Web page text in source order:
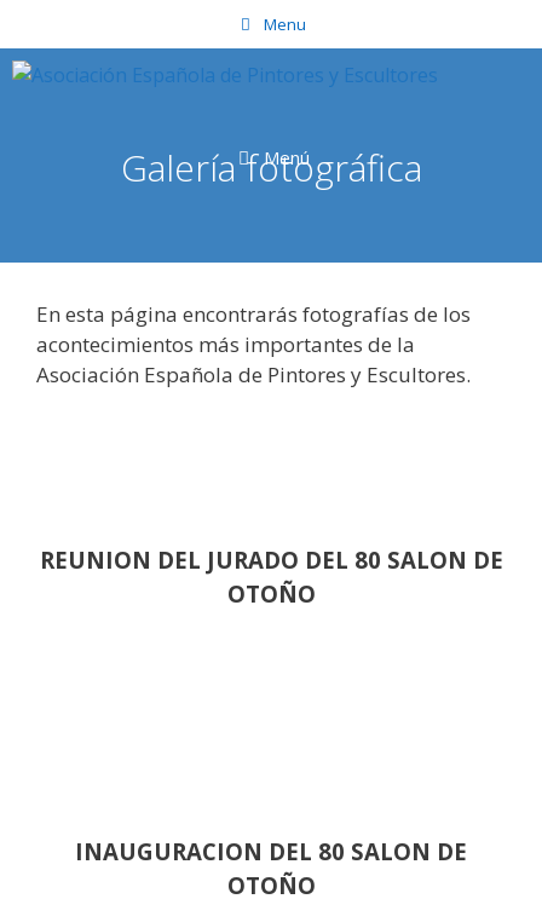
al
contenido
Menu
Menú
Galería fotográfica
En esta página encontrarás fotografías de los
acontecimientos más importantes de la
Asociación Española de Pintores y Escultores.
REUNION DEL JURADO DEL 80 SALON DE
OTOÑO
INAUGURACION DEL 80 SALON DE
OTOÑO